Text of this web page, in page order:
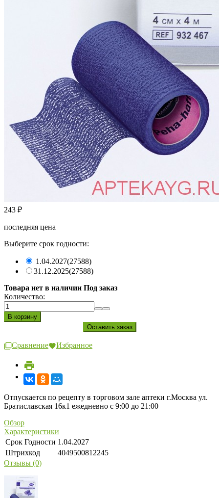
243 ₽
последняя цена
Выберите срок годности:
1.04.2027(27588)
31.12.2025(27588)
Товара нет в наличии Под заказ
Количество:
Сравнение Избранное
Отпускается по рецепту в торговом зале аптеки г.Москва ул.
Братиславская 16к1 ежедневно с 9:00 до 21:00
Обзор
Характеристики
Срок Годности 1.04.2027
Штрихкод
4049500812245
Отзывы (0)